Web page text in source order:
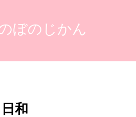
ぼのじかん
和